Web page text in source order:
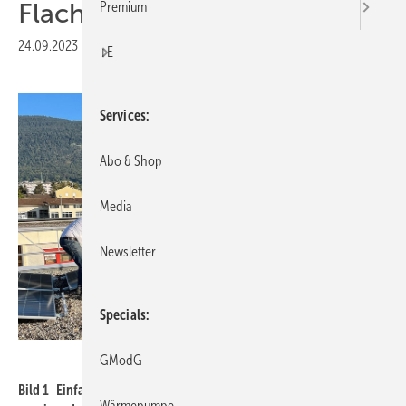
Flachdächer
24.09.2023 Veröffentlicht in
Bild 1 Einfach entfalten: Die SmartSolarBox wird
Premium
+E
Services
Abo & Shop
Media
Newsletter
Specials
GModG